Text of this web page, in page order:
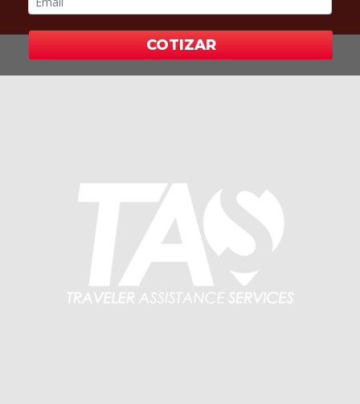
COTIZAR